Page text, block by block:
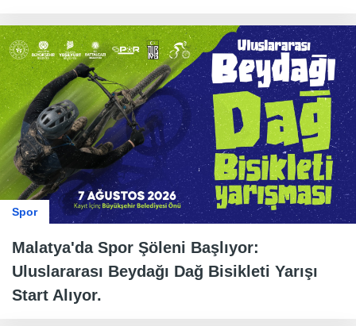
Spor
Malatya'da Spor Şöleni Başlıyor:
Uluslararası Beydağı Dağ Bisikleti Yarışı
Start Alıyor.